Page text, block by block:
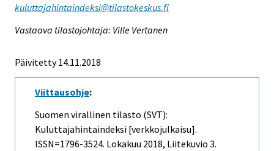
kuluttajahintaindeksi@tilastokeskus.fi
Vastaava tilastojohtaja: Ville Vertanen
Päivitetty 14.11.2018
Viittausohje:
Suomen virallinen tilasto (SVT):
Kuluttajahintaindeksi [verkkojulkaisu].
ISSN=1796-3524. Lokakuu 2018, Liitekuvio 3.